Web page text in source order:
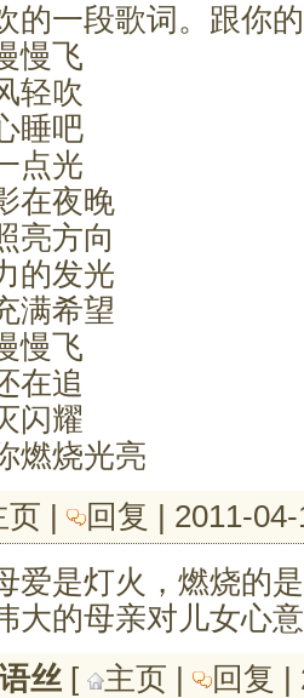
的一段歌词。跟你
慢飞
轻吹
睡吧
点光
在夜晚
亮方向
的发光
满希望
慢飞
在追
闪耀
燃烧光亮
页 | 回复 | 2011-
爱是灯火，燃烧的
大的母亲对儿女心
丝 [ 主页 | 回复 |